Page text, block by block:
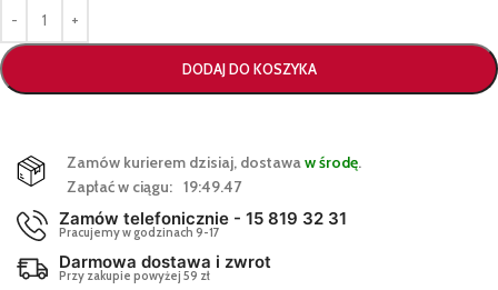
DODAJ DO KOSZYKA
Zamów kurierem dzisiaj, dostawaw środę.
Zapłać w ciągu: 19:49.47
Zamów telefonicznie - 15 819 32 31
Pracujemy w godzinach 9-17
Darmowa dostawa i zwrot
Przy zakupie powyżej 59 zł